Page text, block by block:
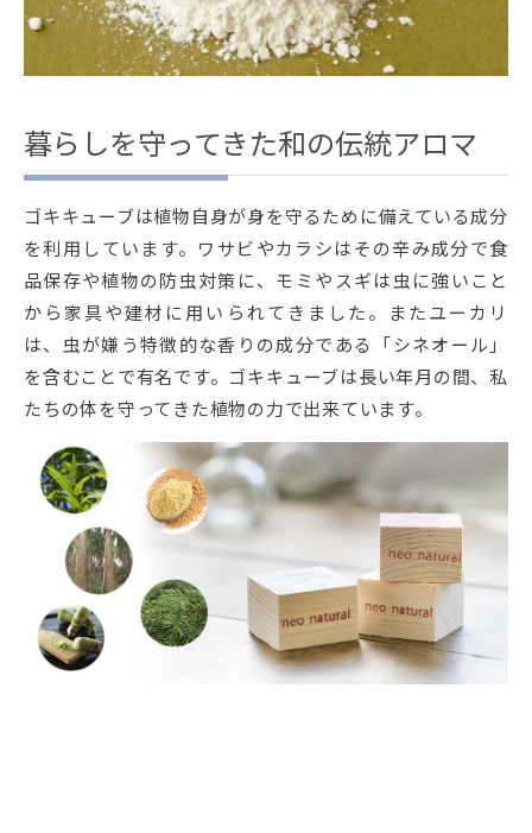
暮らしを守ってきた和の伝統アロマ
ゴキキューブは植物自身が身を守るために備えている成分
を利用しています。ワサビやカラシはその辛み成分で食
品保存や植物の防虫対策に、モミやスギは虫に強いこと
から家具や建材に用いられてきました。またユーカリ
は、虫が嫌う特徴的な香りの成分である「シネオール」
を含むことで有名です。ゴキキューブは長い年月の間、私
たちの体を守ってきた植物の力で出来ています。